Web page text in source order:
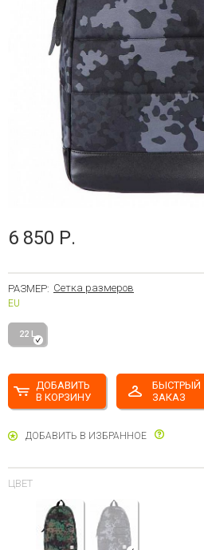
6 850 Р.
РАЗМЕР: Сетка размеров
EU
22 L
ДОБАВИТЬ
В КОРЗИНУ
БЫСТРЫЙ
ЗАКАЗ
ДОБАВИТЬ В ИЗБРАННОЕ
ЦВЕТ